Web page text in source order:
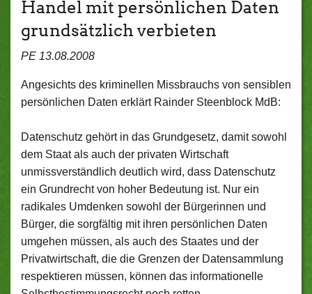
Handel mit persönlichen Daten
grundsätzlich verbieten
PE 13.08.2008
Angesichts des kriminellen Missbrauchs von sensiblen
persönlichen Daten erklärt Rainder Steenblock MdB:
Datenschutz gehört in das Grundgesetz, damit sowohl
dem Staat als auch der privaten Wirtschaft
unmissverständlich deutlich wird, dass Datenschutz
ein Grundrecht von hoher Bedeutung ist. Nur ein
radikales Umdenken sowohl der Bürgerinnen und
Bürger, die sorgfältig mit ihren persönlichen Daten
umgehen müssen, als auch des Staates und der
Privatwirtschaft, die die Grenzen der Datensammlung
respektieren müssen, können das informationelle